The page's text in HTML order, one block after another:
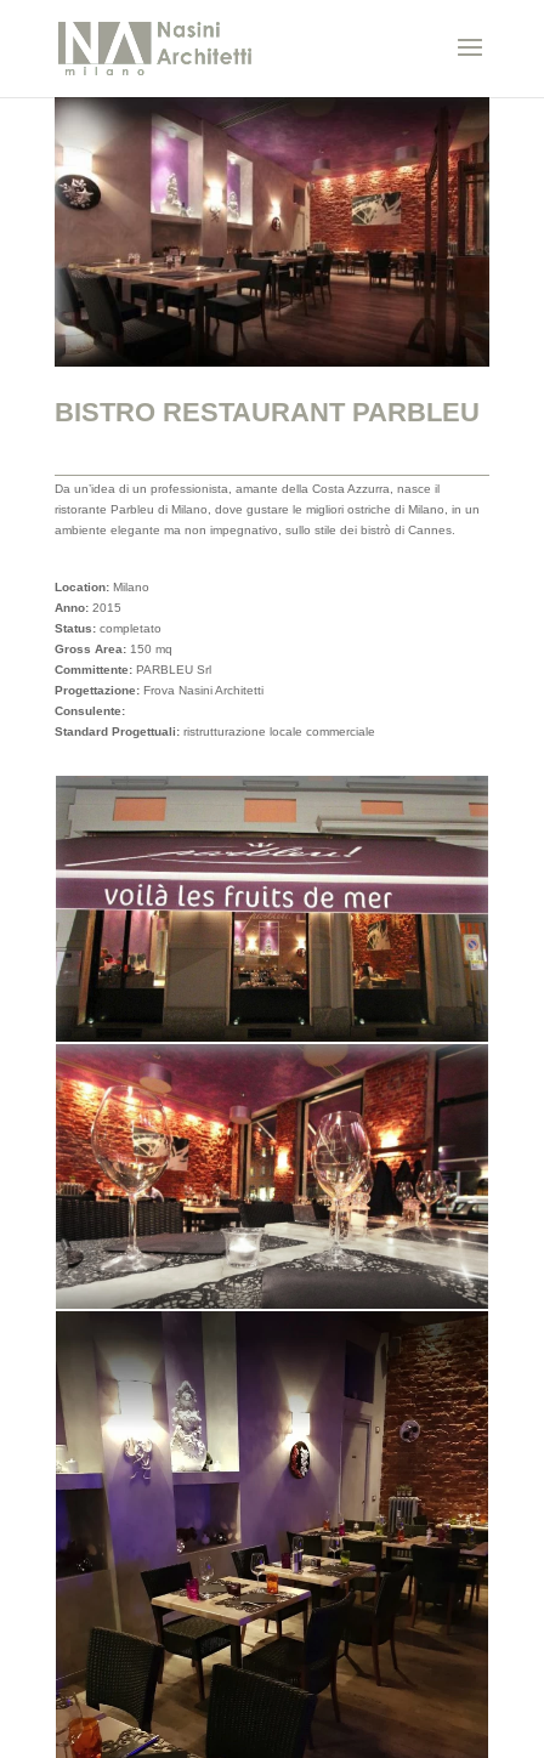
BISTRO RESTAURANT PARBLEU
Da un’idea di un professionista, amante della Costa Azzurra, nasce il
ristorante Parbleu di Milano, dove gustare le migliori ostriche di Milano, in un
ambiente elegante ma non impegnativo, sullo stile dei bistrò di Cannes.
Location:Milano
Anno:2015
Status:completato
Gross Area:150 mq
Committente:PARBLEU Srl
Progettazione:Frova Nasini Architetti
Consulente:
Standard Progettuali: ristrutturazione locale commerciale